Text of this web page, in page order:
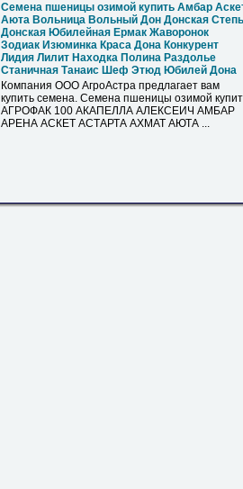
Семена пшеницы озимой купить Амбар
Аюта Вольница Вольный Дон Донская Степь
Донская Юбилейная Ермак Жаворонок
Зодиак Изюминка Краса Дона Конкурент
Лидия Лилит Находка Полина Раздолье
Станичная Танаис Шеф Этюд Юбилей Дона
Компания ООО АгроАстра предлагает вам
купить семена. Семена пшеницы озимой
АГРОФАК 100 АКАПЕЛЛА АЛЕКСЕИЧ АМБАР
АРЕНА АСКЕТ АСТАРТА АХМАТ АЮТА ...